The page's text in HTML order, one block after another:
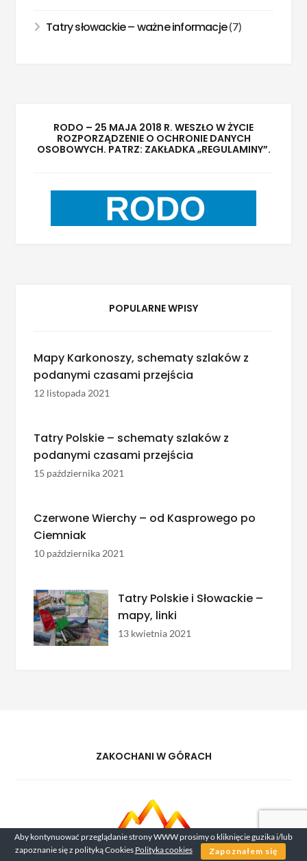
Tatry słowackie – ważne informacje(7)
RODO – 25 MAJA 2018 R. WESZŁO W ŻYCIE
ROZPORZĄDZENIE O OCHRONIE DANYCH
OSOBOWYCH. PATRZ: ZAKŁADKA „REGULAMINY”.
POPULARNE WPISY
Mapy Karkonoszy, schematy szlaków z
podanymi czasami przejścia
12 listopada 2021
Tatry Polskie – schematy szlaków z
podanymi czasami przejścia
15 października 2021
Czerwone Wierchy – od Kasprowego po
Ciemniak
10 października 2021
Tatry Polskie i Słowackie –
mapy, linki
13 kwietnia 2021
ZAKOCHANI W GÓRACH
Aby kontynuować przeglądanie strony WWW prosimy o kliknięcie guzika i/lub
zapoznanie się z polityką Cookies Polityka cookies Zapoznałem się